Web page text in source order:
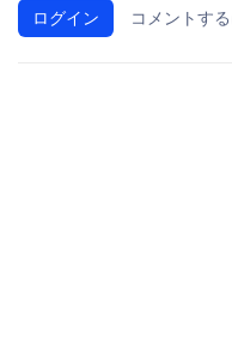
ログイン コメントす